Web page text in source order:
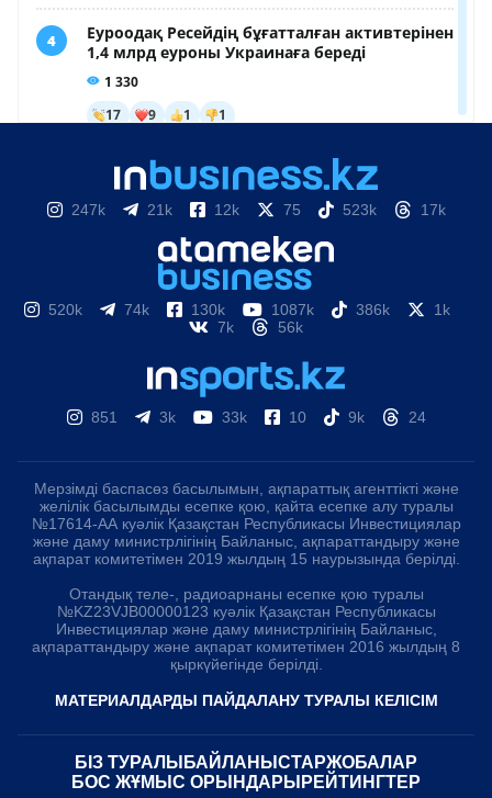
247k 21k 12k 75 523k 17k
520k 74k 130k 1087k 386k
1k
7k
56k
851 3k 33k 10 9k 24
Мерзімді баспасөз басылымын, ақпараттық агенттікті және
желілік басылымды есепке қою, қайта есепке алу туралы
№17614-АА куәлік Қазақстан Республикасы Инвестициялар
және даму министрлігінің Байланыс, ақпараттандыру және
ақпарат комитетімен 2019 жылдың 15 наурызында берілді.
Отандық теле-, радиоарнаны есепке қою туралы
№KZ23VJB00000123 куәлік Қазақстан Республикасы
Инвестициялар және даму министрлігінің Байланыс,
ақпараттандыру және ақпарат комитетімен 2016 жылдың 8
қыркүйегінде берілді.
МАТЕРИАЛДАРДЫ ПАЙДАЛАНУ ТУРАЛЫ КЕЛІСІМ
БІЗ ТУРАЛЫ БАЙЛАНЫСТАРЖОБАЛАР
БОС ЖҰМЫС ОРЫНДАРЫ РЕЙТИНГТЕР